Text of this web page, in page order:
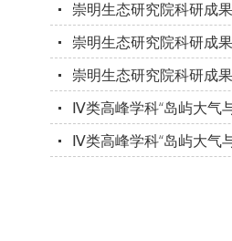
崇明生态研究院科研成
崇明生态研究院科研成
崇明生态研究院科研成
Ⅳ类高峰学科“岛屿大气
Ⅳ类高峰学科“岛屿大气